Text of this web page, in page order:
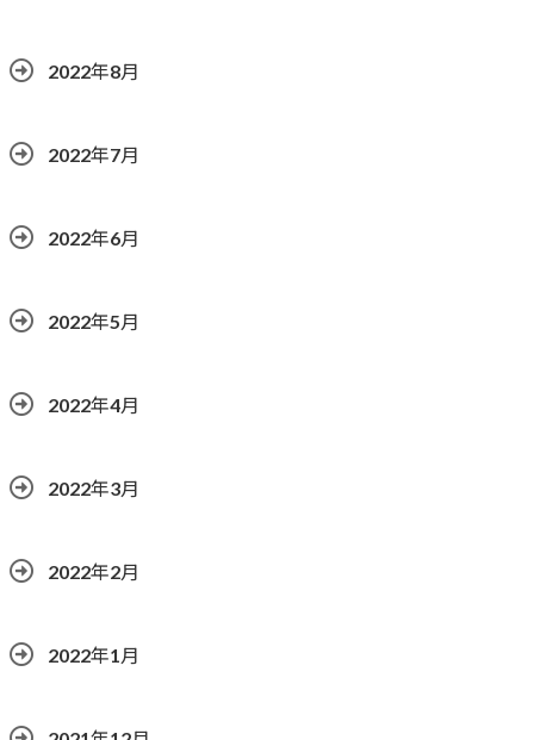
2022年8月
2022年7月
2022年6月
2022年5月
2022年4月
2022年3月
2022年2月
2022年1月